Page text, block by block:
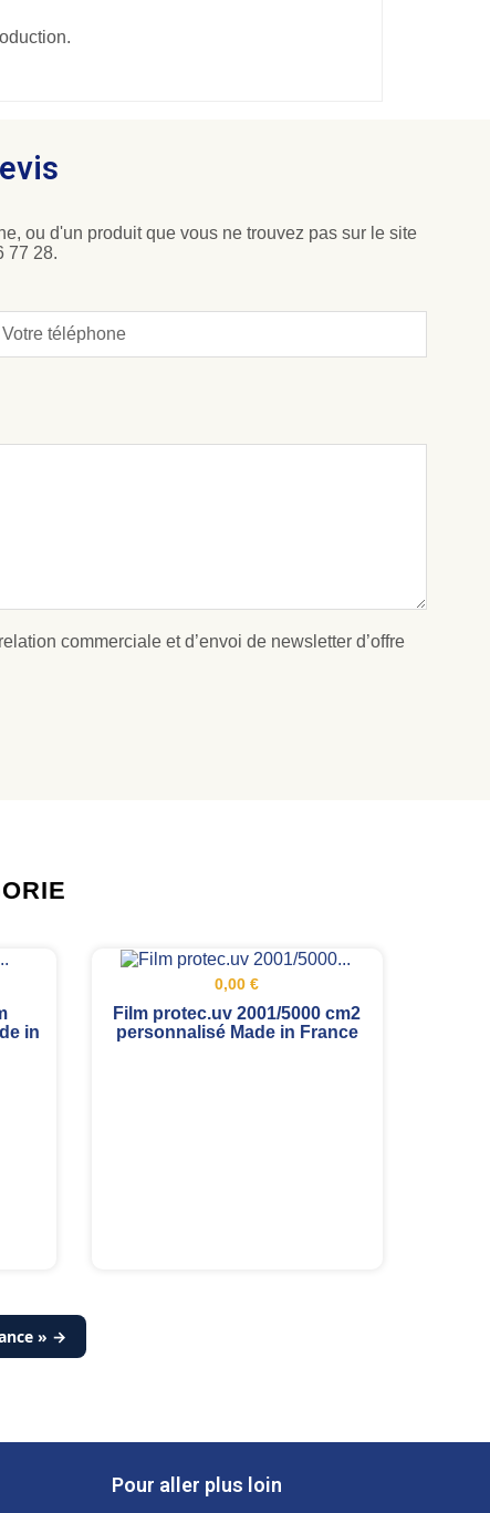
ou d'un produit que vous ne trouvez pas sur le site
77 28.
commerciale et d’envoi de newsletter d’offre
in
0,00 €
Film protec.uv 2001/5000 cm2
personnalisé Made in France
» →
Pour aller plus loin